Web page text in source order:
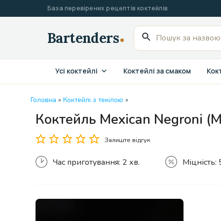
до
База перевірених рецептів коктейлів
Пошук
для:
Усі коктейлі Коктейлі за смаком
Головна » Коктейлі з текілою »
Коктейль Mexican Negroni
Залиште відгук
Час приготування: 2 хв. Міцність: